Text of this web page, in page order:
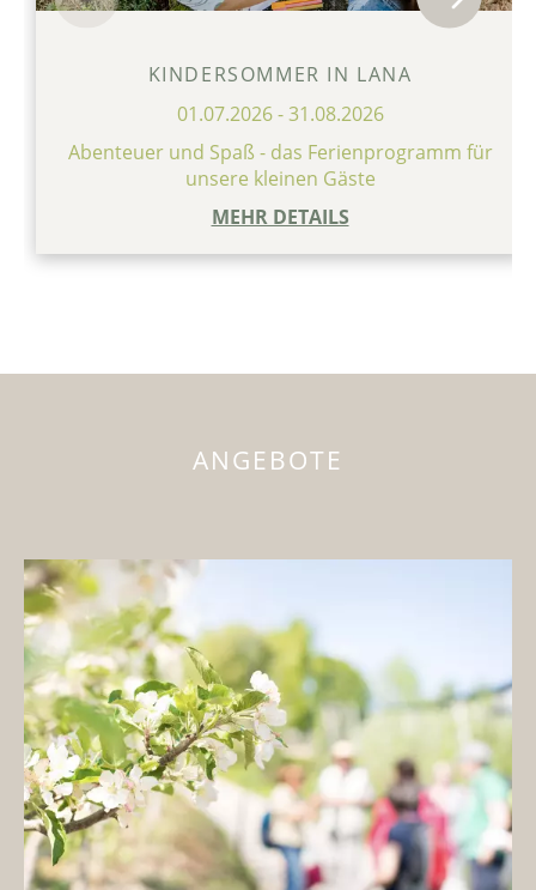
KINDERSOMMER IN LANA
01.07.2026-31.08.2026
Abenteuer und Spaß - das Ferienprogramm für
unsere kleinen Gäste
MEHR DETAILS
ANGEBOTE